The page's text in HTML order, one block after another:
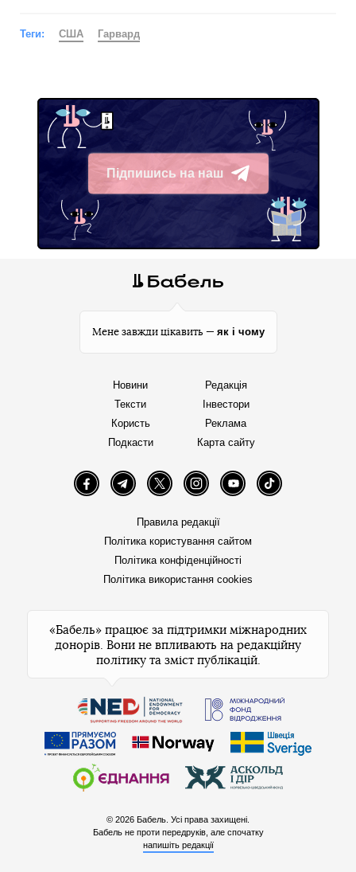
Теги: США Гарвард
Підпишись на наш
Telegram
Мене завжди цікавить — як і чому
Новини
Тексти
Користь
Подкасти
Редакція
Інвестори
Реклама
Карта сайту
FacebookTelegramTwitter InstagramYouTube TikTok
Правила редакції
Політика користування сайтом
Політика конфіденційності
Політика використання cookies
«Бабель» працює за підтримки міжнародних
донорів. Вони не впливають на редакційну
політику та зміст публікацій.
© 2026 Бабель. Усі права захищені.
Бабель не проти передруків, але спочатку
напишіть редакції